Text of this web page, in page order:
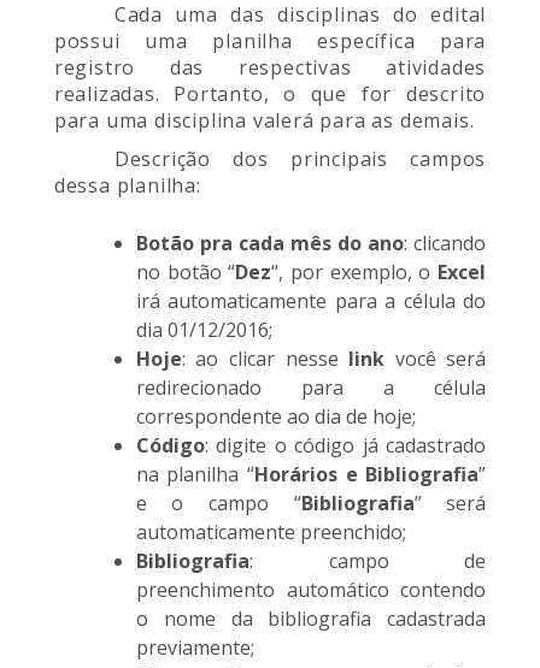
Cada uma das disciplinas do edital
possui uma planilha específica para
registro das respectivas atividades
realizadas. Portanto, o que for descrito
para uma disciplina valerá para as demais.
Descrição dos principais campos
dessa planilha:
Botão pra cada mês do ano: clicando
no botão “Dez“, por exemplo, o Excel
irá automaticamente para a célula do
dia 01/12/2016;
Hoje: ao clicar nesse link você será
redirecionado para a célula
correspondente ao dia de hoje;
Código: digite o código já cadastrado
na planilha “Horários e Bibliografia”
e o campo “Bibliografia” será
automaticamente preenchido;
Bibliografia: campo de
preenchimento automático contendo
o nome da bibliografia cadastrada
previamente;